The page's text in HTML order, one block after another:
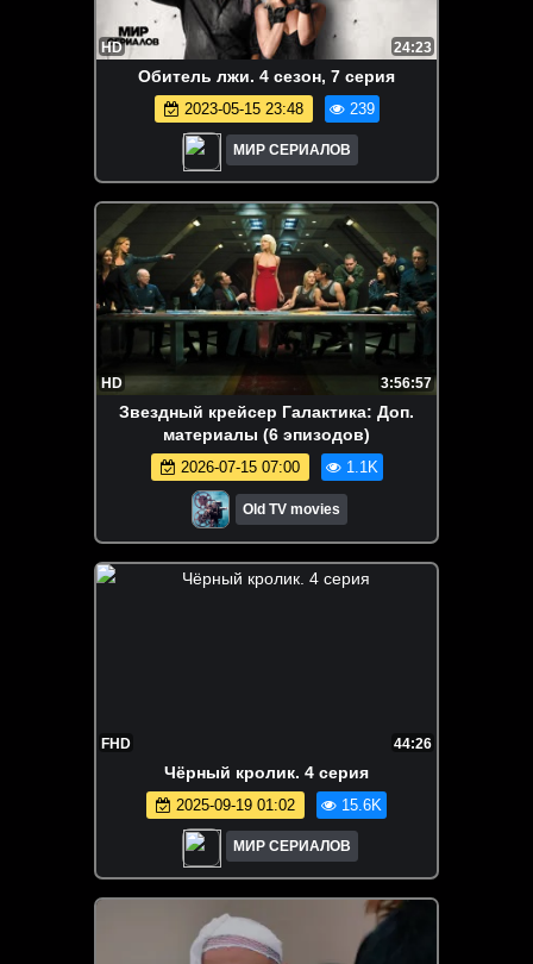
HD 24:23
Oбитeль лжи. 4 сезон, 7 серия
2023-05-15 23:48 239
МИР СЕРИАЛОВ
HD 3:56:57
Звездный крейсер Галактика: Доп.
материалы (6 эпизодов)
2026-07-15 07:00 1.1K
Old TV movies
FHD 44:26
Чёрный кролик. 4 серия
2025-09-19 01:02 15.6K
МИР СЕРИАЛОВ